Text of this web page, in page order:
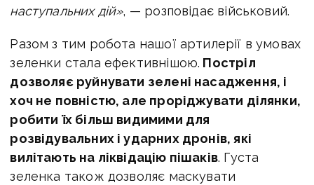
наступальних дій», — розповідає військовий.
Разом з тим робота нашої артилерії в умовах
зеленки стала ефективнішою. Постріл
дозволяє руйнувати зелені насадження, і
хоч не повністю, але проріджувати ділянки,
робити їх більш видимими для
розвідувальних і ударних дронів, які
вилітають на ліквідацію пішаків. Густа
зеленка також дозволяє маскувати